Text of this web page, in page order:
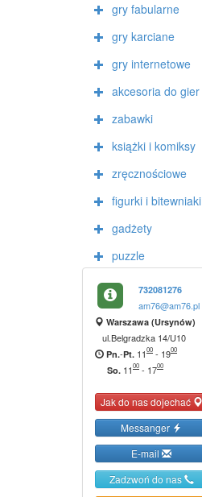
gry fabularne
gry karciane
gry internetowe
akcesoria do gier
zabawki
książki i komiksy
zręcznościowe
figurki i bitewniaki
gadżety
puzzle
732081276
am76@am76.pl
Warszawa (Ursynów)
ul.Belgradzka 14/U10
Pn.-Pt. 1100 - 1900
So. 1100 - 1700
Jak do nas dojechać
Messanger
E-mail
Zadzwoń do nas